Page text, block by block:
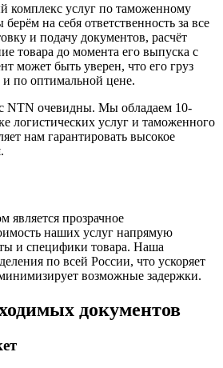
комплекс услуг по таможенному
на себя ответственность за все
и подачу документов, расчёт
товара до момента его выпуска с
может быть уверен, что его груз
по оптимальной цене.
NTN очевидны. Мы обладаем 10-
логистических услуг и таможенного
нам гарантировать высокое
прозрачное
наших услуг напрямую
и специфики товара. Наша
по всей России, что ускоряет
возможные задержки.
документов